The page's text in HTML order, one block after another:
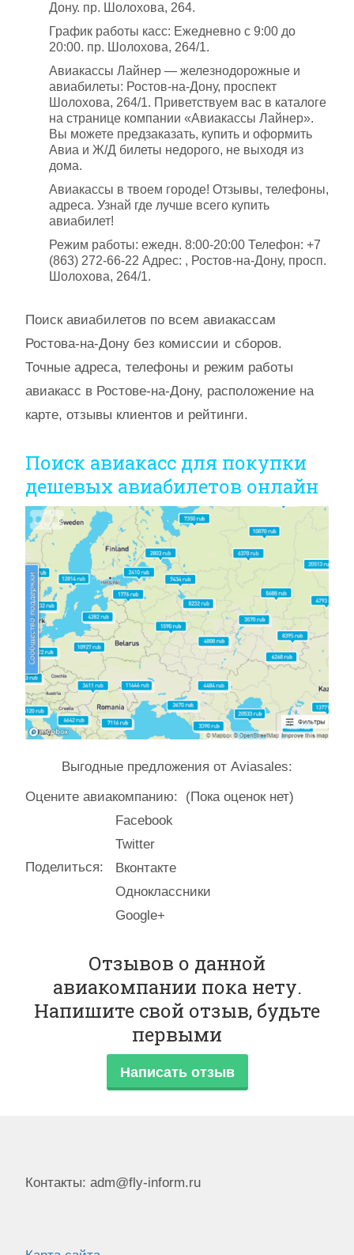
Дону. пр. Шолохова, 264.
График работы касс: Ежедневно с 9:00 до
20:00. пр. Шолохова, 264/1.
Авиакассы Лайнер — железнодорожные и
авиабилеты: Ростов-на-Дону, проспект
Шолохова, 264/1. Приветствуем вас в каталоге
на странице компании «Авиакассы Лайнер».
Вы можете предзаказать, купить и оформить
Авиа и Ж/Д билеты недорого, не выходя из
дома.
Авиакассы в твоем городе! Отзывы, телефоны,
адреса. Узнай где лучше всего купить
авиабилет!
Режим работы: ежедн. 8:00-20:00 Телефон: +7
(863) 272-66-22 Адрес: , Ростов-на-Дону, просп.
Шолохова, 264/1.
Поиск авиабилетов по всем авиакассам
Ростова-на-Дону без комиссии и сборов.
Точные адреса, телефоны и режим работы
авиакасс в Ростове-на-Дону, расположение на
карте, отзывы клиентов и рейтинги.
Поиск авиакасс для покупки
дешевых авиабилетов онлайн
Выгодные предложения от Aviasales:
Оцените авиакомпанию: (Пока оценок нет)
Поделиться:
Facebook
Twitter
Вконтакте
Одноклассники
Google+
Отзывов о данной
авиакомпании пока нету.
Напишите свой отзыв, будьте
первыми
Написать отзыв
Контакты: adm@fly-inform.ru